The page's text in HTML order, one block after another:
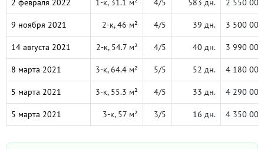
2 февраля 2022 1-к, 31.1 м² 4/5 583 дн. 2 550 000
9 ноября 2021 2-к, 46 м² 4/5 39 дн. 3 500 000
14 августа 2021 2-к, 54.7 м² 4/5 40 дн. 3 990 000
8 марта 2021 3-к, 64.4 м² 5/5 52 дн. 4 180 000
5 марта 2021 3-к, 55.3 м² 4/5 33 дн. 4 290 000
5 марта 2021 3-к, 57 м² 3/5 16 дн. 4 350 000